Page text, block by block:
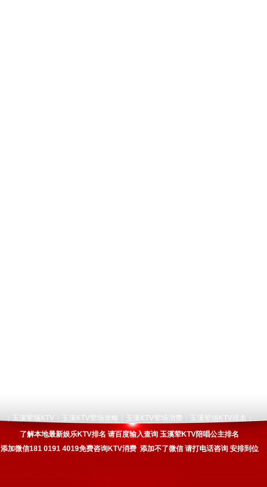
玉溪荤场KTV 玉溪KTV荤场攻略 玉溪KTV荤场消费 玉溪荤场KTV排名
了解本地最新娱乐KTV排名 请百度输入查询 玉溪荤KTV陪唱公主排名
添加微信181 0191 4019免费咨询KTV消费 添加不了微信 请打电话咨询 安排到位